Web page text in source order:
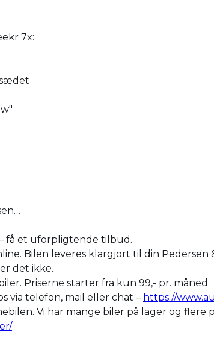
7x:
få et uforpligtende tilbud.
Bilen leveres klargjort til din Pedersen
det ikke.
Priserne starter fra kun 99,- pr. måned
via telefon, mail eller chat – https://
Vi har mange biler på lager og flere